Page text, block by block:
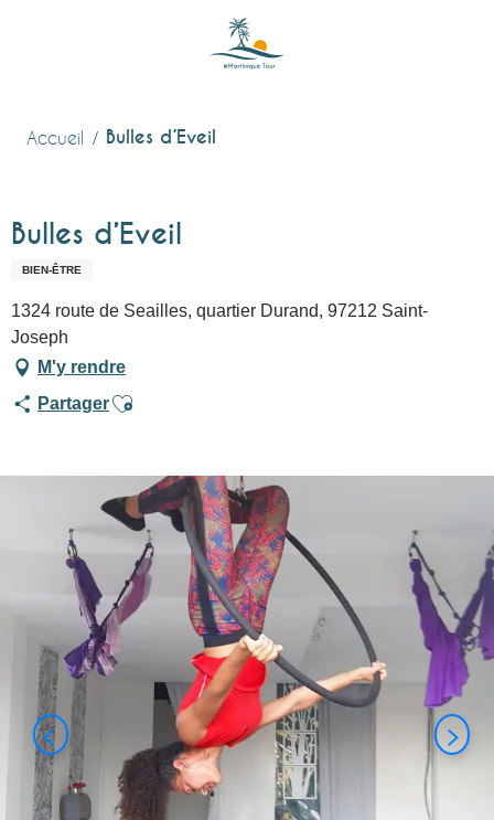
Accueil Bulles d’Eveil
Bulles d’Eveil
BIEN-ÊTRE
1324 route de Seailles, quartier Durand, 97212 Saint-
Joseph
M'y rendre
PartagerAjouter aux favoris